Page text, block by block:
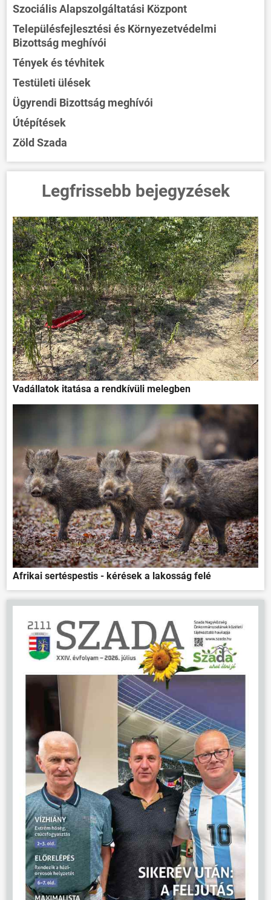
Szociális Alapszolgáltatási Központ
Településfejlesztési és Környezetvédelmi
Bizottság meghívói
Tények és tévhitek
Testületi ülések
Ügyrendi Bizottság meghívói
Útépítések
Zöld Szada
Legfrissebb bejegyzések
Vadállatok itatása a rendkívüli melegben
Afrikai sertéspestis - kérések a lakosság felé